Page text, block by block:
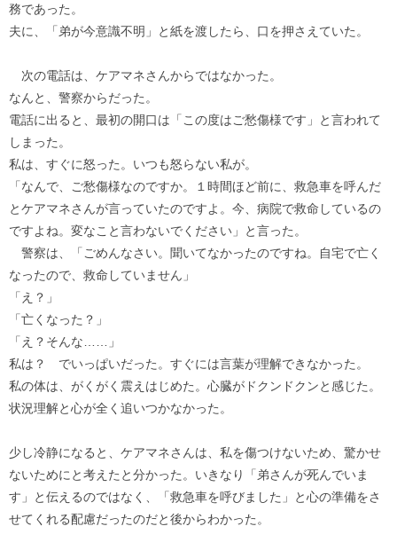
務であった。
夫に、「弟が今意識不明」と紙を渡したら、口を押さえていた。
次の電話は、ケアマネさんからではなかった。
なんと、警察からだった。
電話に出ると、最初の開口は「この度はご愁傷様です」と言われて
しまった。
私は、すぐに怒った。いつも怒らない私が。
「なんで、ご愁傷様なのですか。１時間ほど前に、救急車を呼んだ
とケアマネさんが言っていたのですよ。今、病院で救命しているの
ですよね。変なこと言わないでください」と言った。
警察は、「ごめんなさい。聞いてなかったのですね。自宅で亡く
なったので、救命していません」
「え？」
「亡くなった？」
「え？そんな……」
私は？ でいっぱいだった。すぐには言葉が理解できなかった。
私の体は、がくがく震えはじめた。心臓がドクンドクンと感じた。
状況理解と心が全く追いつかなかった。
少し冷静になると、ケアマネさんは、私を傷つけないため、驚かせ
ないためにと考えたと分かった。いきなり「弟さんが死んでいま
す」と伝えるのではなく、「救急車を呼びました」と心の準備をさ
せてくれる配慮だったのだと後からわかった。